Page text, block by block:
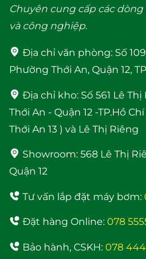
Rơ le điện tử Adelino
PS-01B Rơ le thông
minh cho máy bơm
Máy bơm nước trợ lực
Chuyên cung cấp các
và công nghiệp.
Địa chỉ văn phòng: Số
Phường Thới An, Quận 12,
Địa chỉ kho: Số 561 Lê
Thới An - Quận 12 -TP.Hồ
Thới An 13 ) và Lê Thị Riêng
Showroom: 568 Lê Thị
Quận 12
Tư vấn lắp đặt máy bơm:
Đặt hàng Online: 078
Bảo hành, CSKH: 078